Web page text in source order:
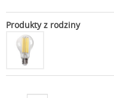
Produkty z rodziny